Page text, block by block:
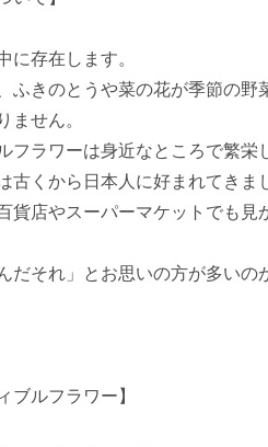
に存在します。
ふきのとうや菜の花が季節の野
ません。
フラワーは身近なところで繁栄
古くから日本人に好まれてきま
貨店やスーパーマケットでも見
だそれ」とお思いの方が多いの
ブルフラワー】